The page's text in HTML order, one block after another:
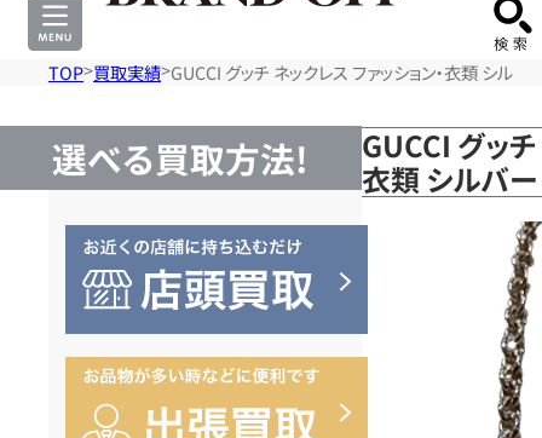
TOP 買取実績 GUCCI グッチ ネックレス ファッション・衣類 シル
選べる買取方法!
GUCCI グッチ
衣類 シルバ